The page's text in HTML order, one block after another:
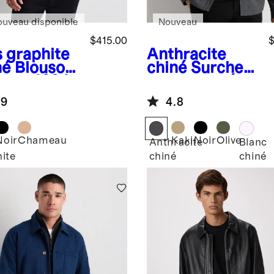
graphite
Blouson
de
$415.00
disponible
Chameau
Anthracite
chiné Surchem
coton
Nouveau
4.8
Anthracite
chiné
KakiNoirOliveBlanc
chiné